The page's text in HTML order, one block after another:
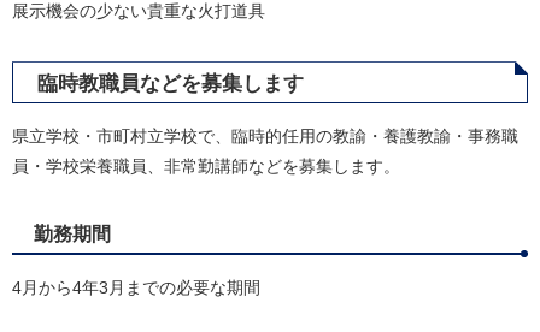
展示機会の少ない貴重な火打道具
臨時教職員などを募集します
県立学校・市町村立学校で、臨時的任用の教諭・養護教諭・事務職
員・学校栄養職員、非常勤講師などを募集します。
勤務期間
4月から4年3月までの必要な期間